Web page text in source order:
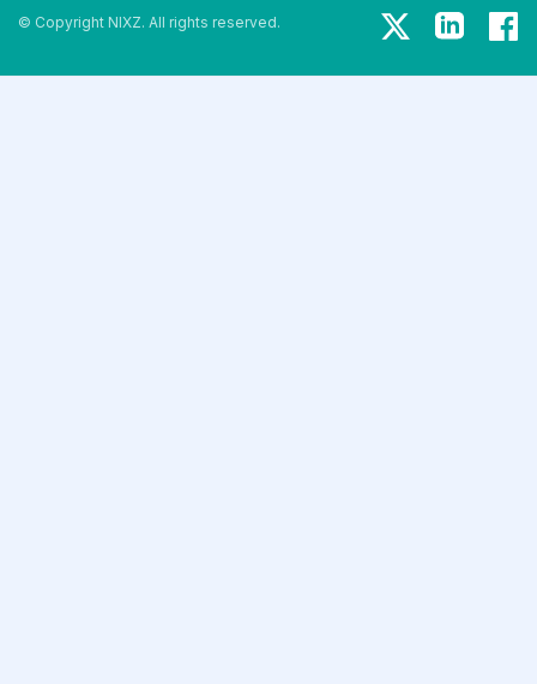
© Copyright NIXZ. All rights reserved.